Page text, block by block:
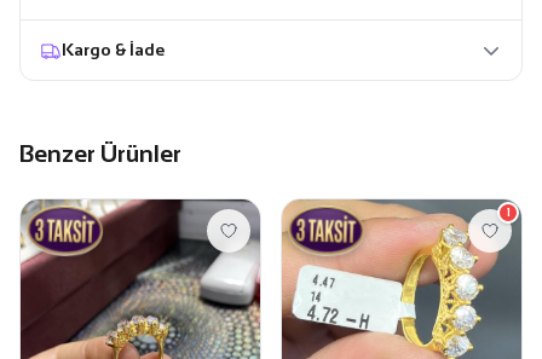
Kargo & İade
Benzer Ürünler
1